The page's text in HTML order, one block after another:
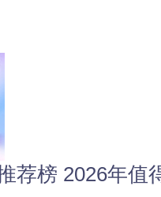
荐榜 2026年值